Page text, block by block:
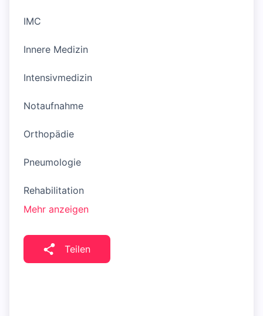
IMC
Innere Medizin
Intensivmedizin
Notaufnahme
Orthopädie
Pneumologie
Rehabilitation
Mehr anzeigen
Teilen